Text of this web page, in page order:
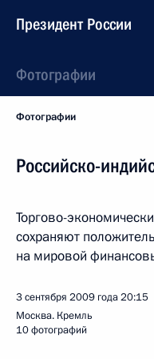
Президент России
Фотографии
Фотографии
Российско-
Торгово-
сохраняют
на мировой
3 сентября 2009 года20:15
Москва. Кремль
10 фотографий